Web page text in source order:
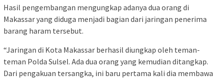
Hasil pengembangan mengungkap adanya dua orang di
Makassar yang diduga menjadi bagian dari jaringan penerima
barang haram tersebut.
“Jaringan di Kota Makassar berhasil diungkap oleh teman-
teman Polda Sulsel. Ada dua orang yang kemudian ditangkap.
Dari pengakuan tersangka, ini baru pertama kali dia membawa